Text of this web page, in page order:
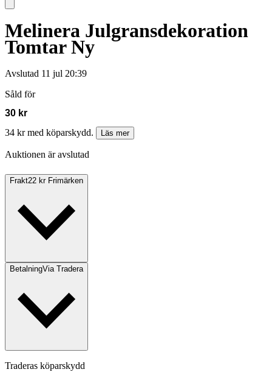
Melinera Julgransdekoration
Tomtar Ny
Avslutad 11 jul 20:39
Såld för
30 kr
34 kr med köparskydd.
Läs mer
Auktionen är avslutad
Frakt22 kr Frimärken
BetalningVia Tradera
Traderas köparskydd